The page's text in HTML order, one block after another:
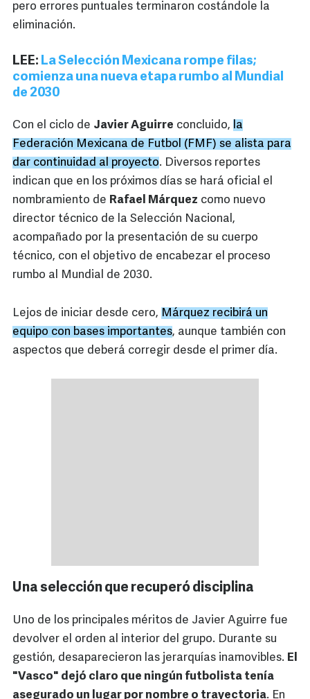
pero errores puntuales terminaron costándole la
eliminación.
LEE: La Selección Mexicana rompe filas;
comienza una nueva etapa rumbo al Mundial
de 2030
Con el ciclo de Javier Aguirre concluido, la
Federación Mexicana de Futbol (FMF) se alista para
dar continuidad al proyecto. Diversos reportes
indican que en los próximos días se hará oficial el
nombramiento de Rafael Márquez como nuevo
director técnico de la Selección Nacional,
acompañado por la presentación de su cuerpo
técnico, con el objetivo de encabezar el proceso
rumbo al Mundial de 2030.
Lejos de iniciar desde cero, Márquez recibirá un
equipo con bases importantes, aunque también con
aspectos que deberá corregir desde el primer día.
Una selección que recuperó disciplina
Uno de los principales méritos de Javier Aguirre fue
devolver el orden al interior del grupo. Durante su
gestión, desaparecieron las jerarquías inamovibles. El
"Vasco" dejó claro que ningún futbolista tenía
asegurado un lugar por nombre o trayectoria. En